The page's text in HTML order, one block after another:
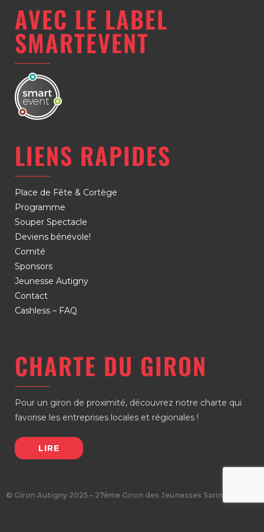
AVEC LE LABEL
SMARTEVENT
LIENS RAPIDES
Place de Fête & Cortège
Programme
Souper Spectacle
Deviens bénévole!
Comité
Sponsors
Jeunesse Autigny
Contact
Cashless – FAQ
CHARTE DU GIRON
Pour un giron de proximité, découvrez notre charte qui
favorise les entreprises locales et régionales !
LIRE
© Giron Autigny 2025 – 27ème Giron des Jeunesses Sarinoises